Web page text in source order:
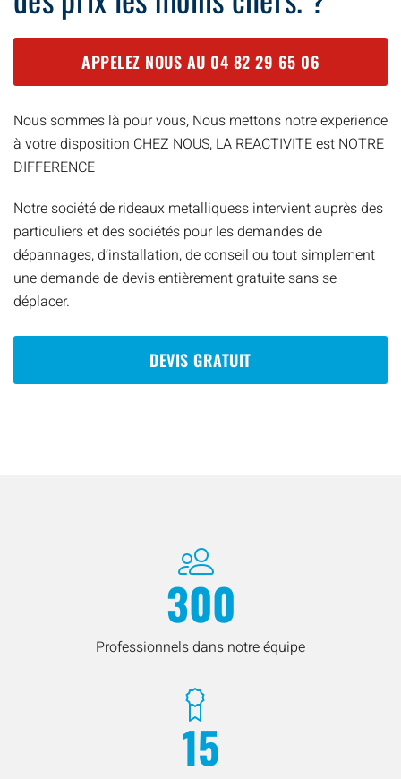
APPELEZ NOUS AU 04 82 29 65 06
Nous sommes là pour vous, Nous mettons notre experience
à votre disposition CHEZ NOUS, LA REACTIVITE est NOTRE
DIFFERENCE
Notre société de rideaux metalliquess intervient auprès des
particuliers et des sociétés pour les demandes de
dépannages, d’installation, de conseil ou tout simplement
une demande de devis entièrement gratuite sans se
déplacer.
DEVIS GRATUIT
300
Professionnels dans notre équipe
15